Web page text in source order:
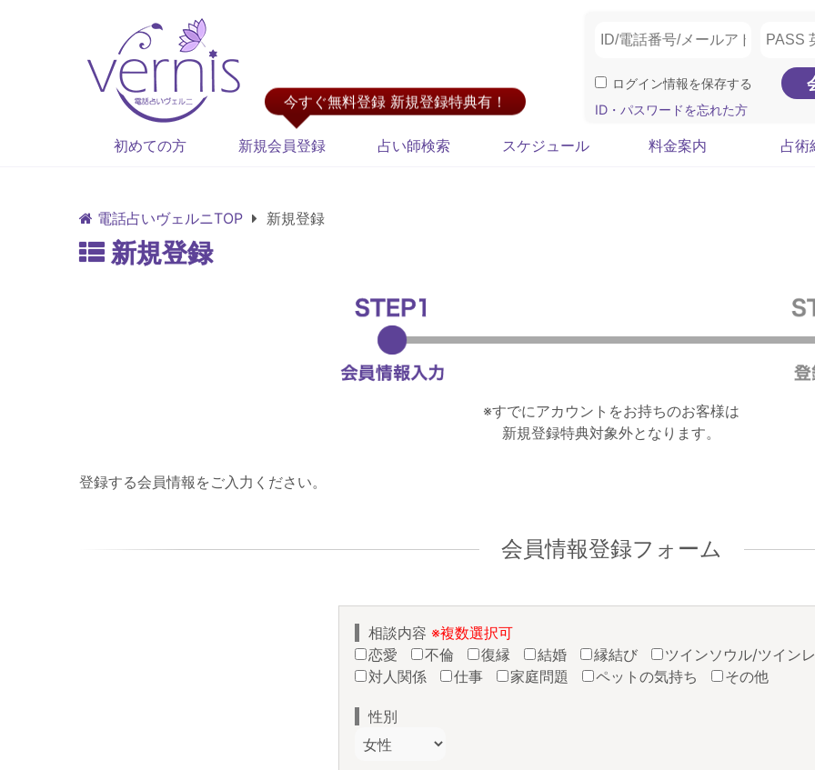
今すぐ無料登録 新規登録特典有！
ログイン情報を保存する
ID・パスワードを忘れた方
初めての方 新規会員登録 占い師検索 スケジュール 料金案内 占術
電話占いヴェルニTOP 新規登録
新規登録
※すでにアカウントをお持ちのお客様は
新規登録特典対象外となります。
登録する会員情報をご入力ください。
会員情報登録フォーム
相談内容 ※複数選択可
恋愛
不倫 復縁 結婚 縁結び
ツインソウル/ツイン
対人関係
仕事 家庭問題 ペットの気持ち その他
性別